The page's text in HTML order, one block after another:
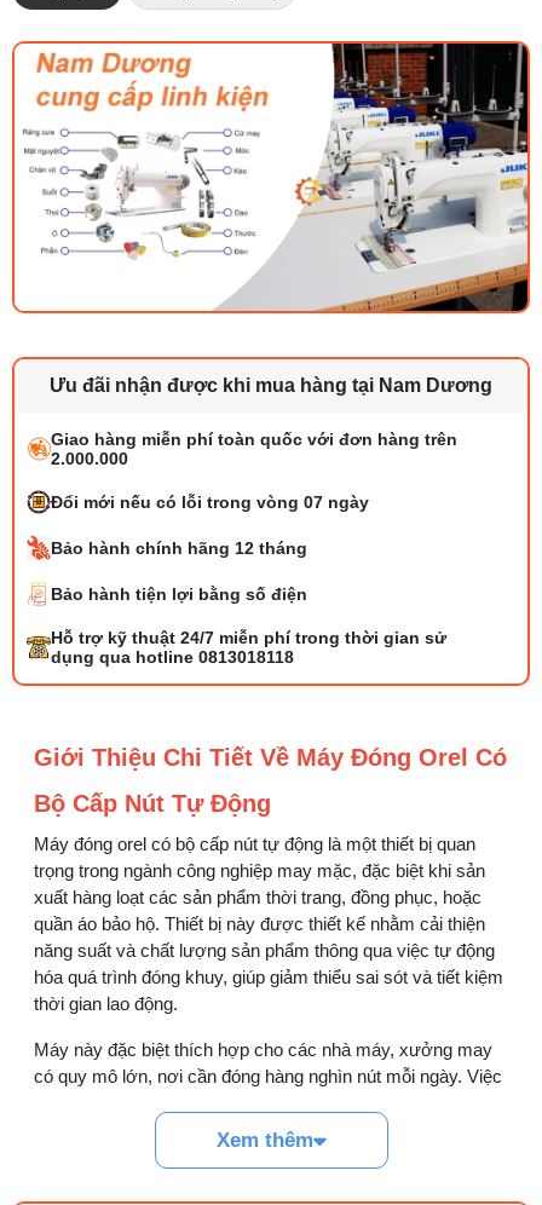
Ưu đãi nhận được khi mua hàng tại Nam Dương
Giao hàng miễn phí toàn quốc với đơn hàng trên
2.000.000
Đổi mới nếu có lỗi trong vòng 07 ngày
Bảo hành chính hãng 12 tháng
Bảo hành tiện lợi bằng số điện
Hỗ trợ kỹ thuật 24/7 miễn phí trong thời gian sử
dụng qua hotline 0813018118
Giới Thiệu Chi Tiết Về Máy Đóng Orel Có
Bộ Cấp Nút Tự Động
Máy đóng orel có bộ cấp nút tự động là một thiết bị quan
trọng trong ngành công nghiệp may mặc, đặc biệt khi sản
xuất hàng loạt các sản phẩm thời trang, đồng phục, hoặc
quần áo bảo hộ. Thiết bị này được thiết kế nhằm cải thiện
năng suất và chất lượng sản phẩm thông qua việc tự động
hóa quá trình đóng khuy, giúp giảm thiểu sai sót và tiết kiệm
thời gian lao động.
Máy này đặc biệt thích hợp cho các nhà máy, xưởng may
có quy mô lớn, nơi cần đóng hàng nghìn nút mỗi ngày. Việc
tru và hiệu quả hơn.
Xem thêm
Bộ phụ trợ kéo vải máy may là gì? Công
dụng và cách lắp
đáng mua
Đồng tiền máy may là gì? Hướng dẫn chỉnh
chỉ đúng
21/07/2026 09:08 AM
Cách vệ sinh máy cắt nhiệt dây đai an toàn,
dễ làm
Quy trình kiểm vải đầu vào và cách tính
điểm lỗi chuẩn
05/08/2026 10:52 AM